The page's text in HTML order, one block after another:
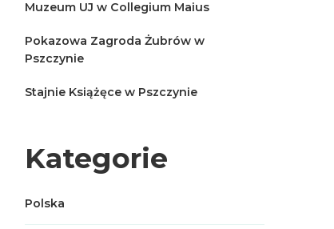
Muzeum UJ w Collegium Maius
Pokazowa Zagroda Żubrów w
Pszczynie
Stajnie Książęce w Pszczynie
Kategorie
Polska